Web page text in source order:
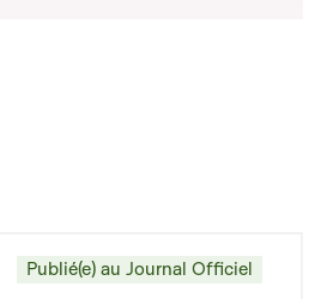
Publié(e) au Journal Officiel